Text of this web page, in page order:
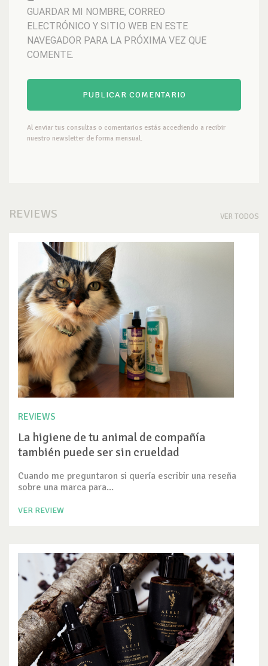
GUARDAR MI NOMBRE, CORREO
ELECTRÓNICO Y SITIO WEB EN ESTE
NAVEGADOR PARA LA PRÓXIMA VEZ QUE
COMENTE.
Al enviar tus consultas o comentarios estás accediendo a recibir
nuestro newsletter de forma mensual.
REVIEWS VER TODOS
REVIEWS
La higiene de tu animal de compañía
también puede ser sin crueldad
Cuando me preguntaron si quería escribir una reseña
sobre una marca para...
VER REVIEW